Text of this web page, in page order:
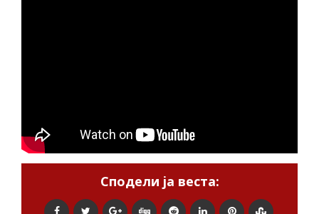
Сподели ја веста: